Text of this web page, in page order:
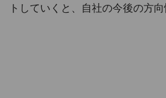
トしていくと、自社の今後の方向